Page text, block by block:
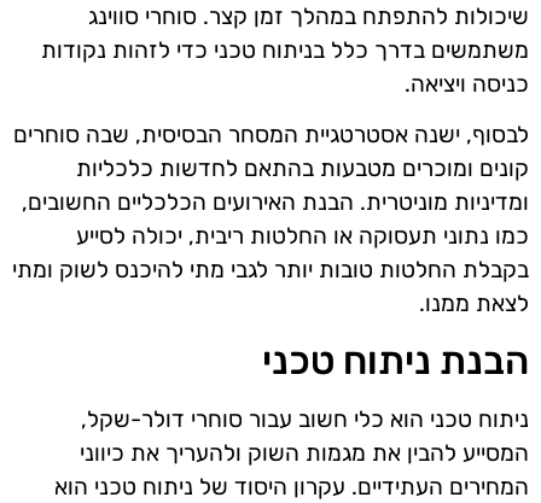
שיכולות להתפתח במהלך זמן קצר. סוחרי סווינג
משתמשים בדרך כלל בניתוח טכני כדי לזהות נקודות
כניסה ויציאה.
לבסוף, ישנה אסטרטגיית המסחר הבסיסית, שבה סוחרים
קונים ומוכרים מטבעות בהתאם לחדשות כלכליות
ומדיניות מוניטרית. הבנת האירועים הכלכליים החשובים,
כמו נתוני תעסוקה או החלטות ריבית, יכולה לסייע
בקבלת החלטות טובות יותר לגבי מתי להיכנס לשוק ומתי
לצאת ממנו.
הבנת ניתוח טכני
ניתוח טכני הוא כלי חשוב עבור סוחרי דולר-שקל,
המסייע להבין את מגמות השוק ולהעריך את כיווני
המחירים העתידיים. עקרון היסוד של ניתוח טכני הוא